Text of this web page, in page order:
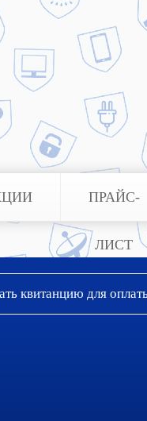
ПРАЙС-
ЛИСТ
квитанцию для